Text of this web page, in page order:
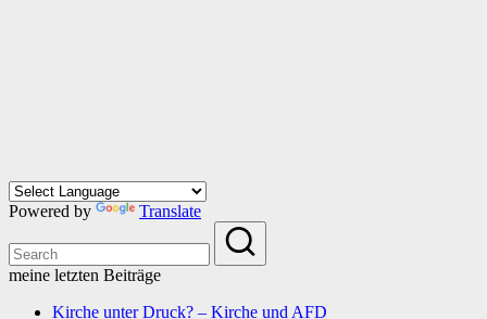
Powered by Translate
meine letzten Beiträge
Kirche unter Druck? – Kirche und AFD